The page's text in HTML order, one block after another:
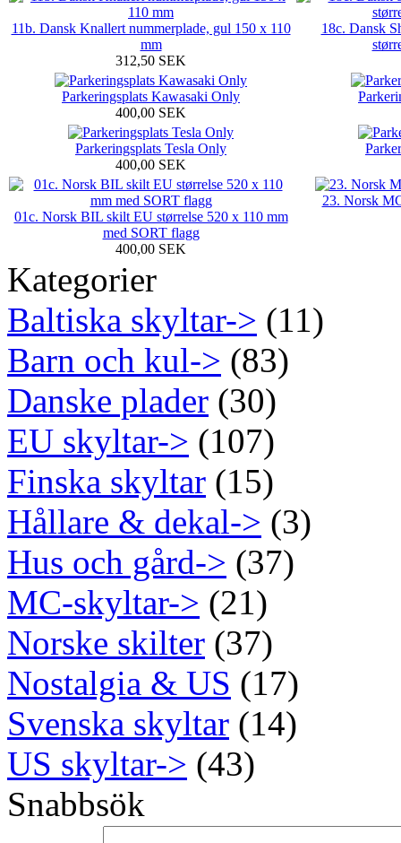
11b. Dansk Knallert nummerplade, gul 150 x 110
mm
312,50 SEK
18c. Dansk
Parkeringsplats Kawasaki Only
400,00 SEK
Parkeringsplats Tesla Only
400,00 SEK
01c. Norsk BIL skilt EU størrelse 520 x 110 mm
med SORT flagg
400,00 SEK
23. Norsk
Kategorier
Baltiska skyltar-> (11)
Barn och kul-> (83)
Danske plader (30)
EU skyltar-> (107)
Finska skyltar (15)
Hållare & dekal-> (3)
Hus och gård-> (37)
MC-skyltar-> (21)
Norske skilter (37)
Nostalgia & US (17)
Svenska skyltar (14)
US skyltar-> (43)
Snabbsök